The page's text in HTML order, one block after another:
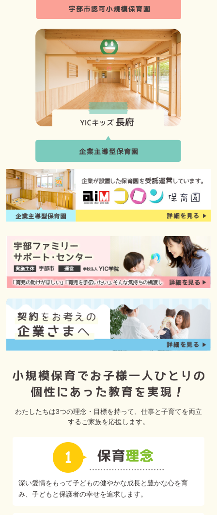
わたしたちは3つの理念・目標を持って、仕事と子育てを両立
するご家族を応援します。
深い愛情をもって子どもの健やかな成長と豊かな心を育
み、子どもと保護者の幸せを追求します。